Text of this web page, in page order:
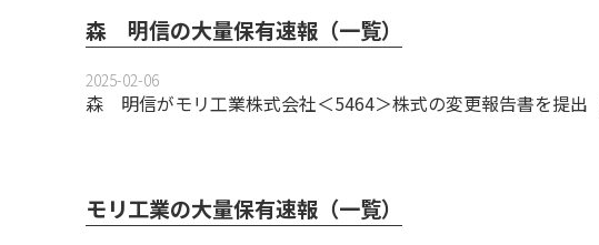
森 明信の大量保有速報（一覧）
2025-02-06
森 明信がモリ工業株式会社＜5464＞株式の変更報告書を提出
モリ工業の大量保有速報（一覧）